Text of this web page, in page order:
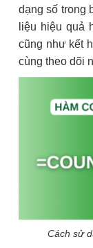
dạng số trong
liệu hiệu quả
cũng như kết
cùng theo dõi
Cách sử